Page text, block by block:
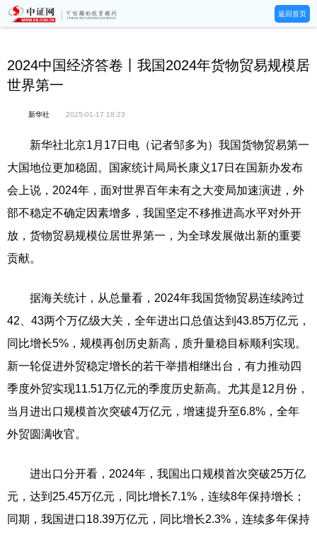
返回首页
2024中国经济答卷丨我国2024年货物贸易规模居
世界第一
新华社 2025-01-17 18:23
新华社北京1月17日电（记者邹多为）我国货物贸易第一
大国地位更加稳固。国家统计局局长康义17日在国新办发布
会上说，2024年，面对世界百年未有之大变局加速演进，外
部不稳定不确定因素增多，我国坚定不移推进高水平对外开
放，货物贸易规模位居世界第一，为全球发展做出新的重要
贡献。
据海关统计，从总量看，2024年我国货物贸易连续跨过
42、43两个万亿级大关，全年进出口总值达到43.85万亿元，
同比增长5%，规模再创历史新高，质升量稳目标顺利实现。
新一轮促进外贸稳定增长的若干举措相继出台，有力推动四
季度外贸实现11.51万亿元的季度历史新高。尤其是12月份，
当月进出口规模首次突破4万亿元，增速提升至6.8%，全年
外贸圆满收官。
进出口分开看，2024年，我国出口规模首次突破25万亿
元，达到25.45万亿元，同比增长7.1%，连续8年保持增长；
同期，我国进口18.39万亿元，同比增长2.3%，连续多年保持